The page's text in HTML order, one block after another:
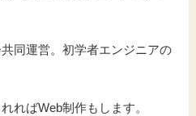
同運営。初学者エンジニアの
ればWeb制作もします。